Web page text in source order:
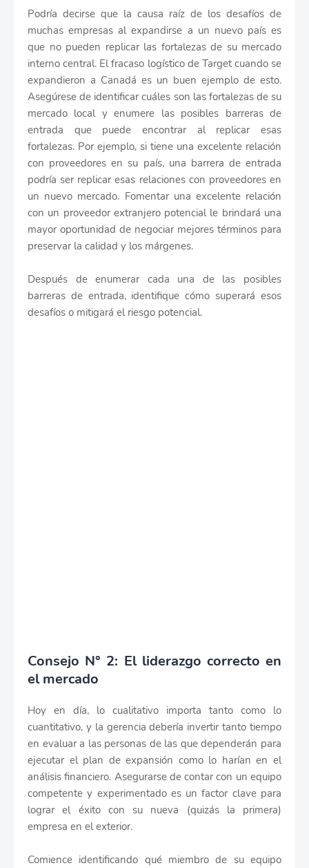
Podría decirse que la causa raíz de los desafíos de
muchas empresas al expandirse a un nuevo país es
que no pueden replicar las fortalezas de su mercado
interno central. El fracaso logístico de Target cuando se
expandieron a Canadá es un buen ejemplo de esto.
Asegúrese de identificar cuáles son las fortalezas de su
mercado local y enumere las posibles barreras de
entrada que puede encontrar al replicar esas
fortalezas. Por ejemplo, si tiene una excelente relación
con proveedores en su país, una barrera de entrada
podría ser replicar esas relaciones con proveedores en
un nuevo mercado. Fomentar una excelente relación
con un proveedor extranjero potencial le brindará una
mayor oportunidad de negociar mejores términos para
preservar la calidad y los márgenes.
Después de enumerar cada una de las posibles
barreras de entrada, identifique cómo superará esos
desafíos o mitigará el riesgo potencial.
Consejo N° 2: El liderazgo correcto en
el mercado
Hoy en día, lo cualitativo importa tanto como lo
cuantitativo, y la gerencia debería invertir tanto tiempo
en evaluar a las personas de las que dependerán para
ejecutar el plan de expansión como lo harían en el
análisis financiero. Asegurarse de contar con un equipo
competente y experimentado es un factor clave para
lograr el éxito con su nueva (quizás la primera)
empresa en el exterior.
Comience identificando qué miembro de su equipo